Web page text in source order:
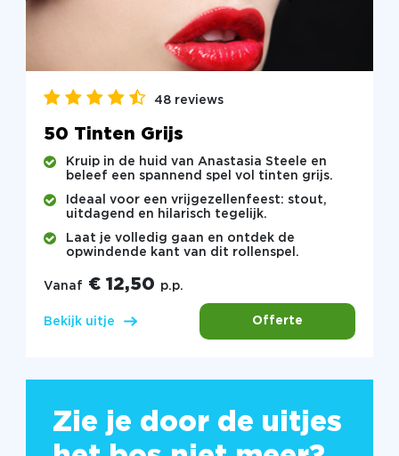
48 reviews
50 Tinten Grijs
Kruip in de huid van Anastasia Steele en
beleef een spannend spel vol tinten grijs.
Ideaal voor een vrijgezellenfeest: stout,
uitdagend en hilarisch tegelijk.
Laat je volledig gaan en ontdek de
opwindende kant van dit rollenspel.
Vanaf € 12,50 p.p.
Bekijk uitje Offerte
Zie je door de uitjes